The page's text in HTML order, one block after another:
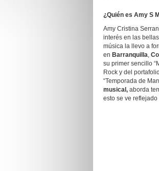
¿Quién es Amy S
Amy Cristina
interés en las
música la llevo a
en Barranquilla,
su primer sencillo
Rock y del
“Temporada de
musical, aborda
esto se ve reflejado